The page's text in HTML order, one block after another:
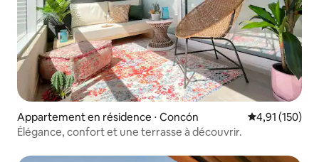
Appartement en résidence ⋅ Concón Évaluation
4,91 (150)
Élégance, confort et une terrasse à découvrir.